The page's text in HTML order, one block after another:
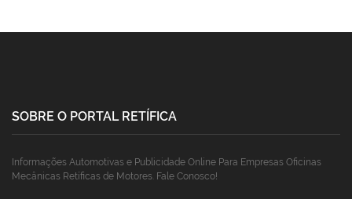
SOBRE O PORTAL RETÍFICA
Informações Automotivas e Publicidade Online Para Empresas Oficinas
Mecânicas Retíficas de Motores. Fale Conosco!